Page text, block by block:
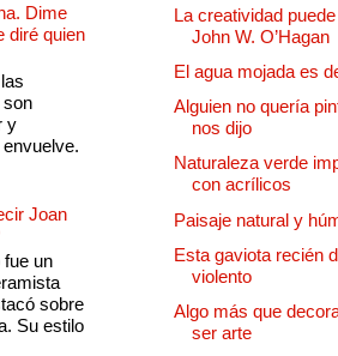
Dime
diré quien
son
y
Joan
fue un
sobre
Su estilo
La creatividad
John W. O’Hagan
El agua mojada es
Alguien no quería
nos dijo
Naturaleza verde
con acrílicos
Paisaje natural y
Esta gaviota recién
violento
Algo más que
ser arte